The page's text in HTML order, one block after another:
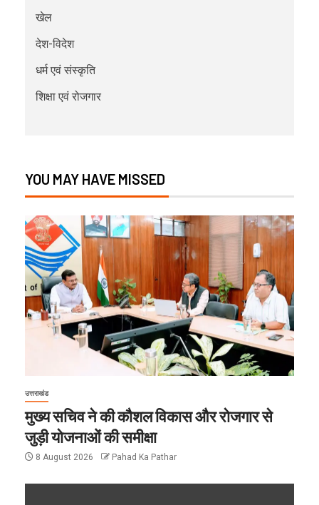
खेल
देश-विदेश
धर्म एवं संस्कृति
शिक्षा एवं रोजगार
YOU MAY HAVE MISSED
उत्तराखंड
मुख्य सचिव ने की कौशल विकास और रोजगार से
जुड़ी योजनाओं की समीक्षा
8 August 2026 Pahad Ka Pathar